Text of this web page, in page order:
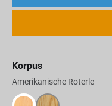
Korpus
Amerikanische Roterle